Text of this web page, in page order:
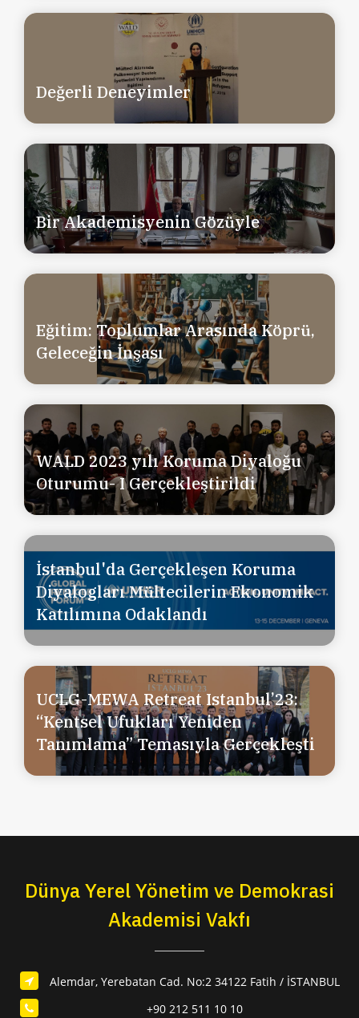
Değerli Deneyimler
Bir Akademisyenin Gözüyle
Eğitim: Toplumlar Arasında Köprü,
Geleceğin İnşası
WALD 2023 yılı Koruma Diyaloğu
Oturumu- I Gerçekleştirildi
İstanbul'da Gerçekleşen Koruma
Diyalogları Mültecilerin Ekonomik
Katılımına Odaklandı
UCLG-MEWA Retreat Istanbul’23:
“Kentsel Ufukları Yeniden
Tanımlama” Temasıyla Gerçekleşti
Dünya Yerel Yönetim ve Demokrasi
Akademisi Vakfı
Alemdar, Yerebatan Cad. No:2 34122 Fatih / İSTANBUL
+90 212 511 10 10